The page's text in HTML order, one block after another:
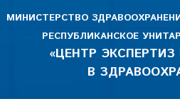
МИНИСТЕРСТВО
РЕСПУБЛИКАНСКОЕ
«ЦЕНТР
В